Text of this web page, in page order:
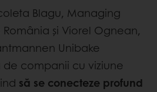
Blagu, Managing
și Viorel Ognean,
Unibake
de companii cu viziune
să se conecteze profund